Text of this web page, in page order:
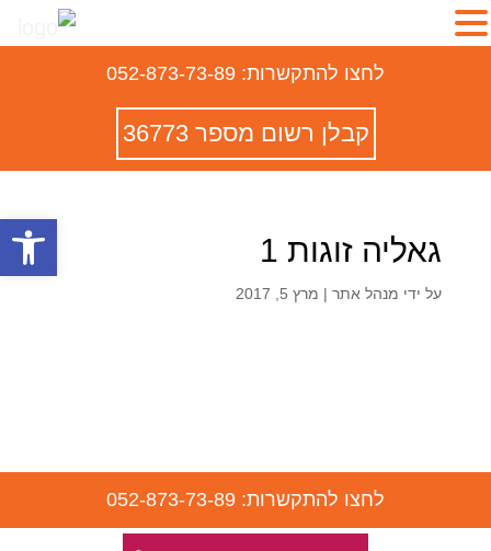
פתח
לחצו להתקשרות: 052-873-73-89
קבלן רשום מספר 36773
גאליה זוגות 1
על ידי מנהל אתר| מרץ 5, 2017
לחצו להתקשרות: 052-873-73-89